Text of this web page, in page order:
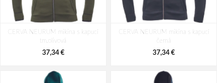
CERVA NEURUM mikina s kapucí
tm.olivová
37,34 €
CERVA NEURUM mikina s kapucí
černá
37,34 €